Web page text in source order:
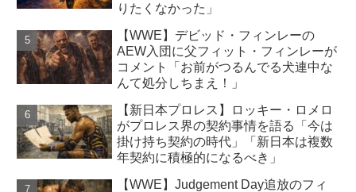
りたくなかった」
【WWE】デビッド・フィンレーの
AEW入団に父フィット・フィンレーが
コメント「お前がつるんでる犬連中な
んて処分しちまえ！」
【新日本プロレス】ロッキー・ロメロ
がプロレス界の契約事情を語る「今は
掛け持ち契約の時代」「新日本は複数
年契約に積極的になるべき」
【WWE】Judgement Day追放のフィ